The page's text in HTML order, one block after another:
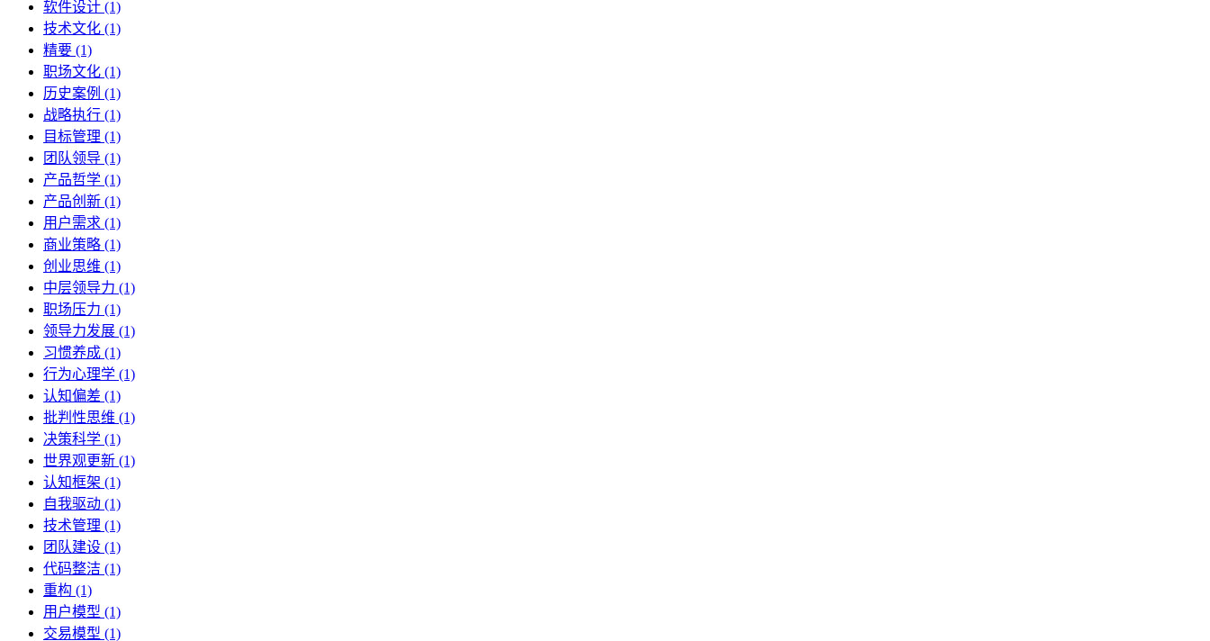
软件设计 (1)
技术文化 (1)
精要 (1)
职场文化 (1)
历史案例 (1)
战略执行 (1)
目标管理 (1)
团队领导 (1)
产品哲学 (1)
产品创新 (1)
用户需求 (1)
商业策略 (1)
创业思维 (1)
中层领导力 (1)
职场压力 (1)
领导力发展 (1)
习惯养成 (1)
行为心理学 (1)
认知偏差 (1)
批判性思维 (1)
决策科学 (1)
世界观更新 (1)
认知框架 (1)
自我驱动 (1)
技术管理 (1)
团队建设 (1)
代码整洁 (1)
重构 (1)
用户模型 (1)
交易模型 (1)